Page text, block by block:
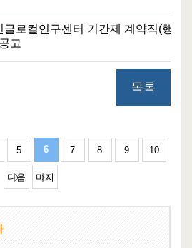
글로컬연구센터 기간제 계약직(행
고
목록
5 6 7 8 9 10
다음
마지